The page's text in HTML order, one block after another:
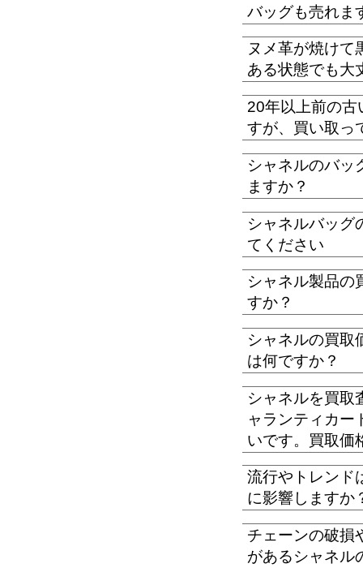
バッグも売れま
ヌメ革が焼けて
ある状態でも大
20年以上前の古
すが、買い取っ
シャネルのバッ
ますか？
シャネルバッグ
てください
シャネル製品の
すか？
シャネルの買取
は何ですか？
シャネルを買取
ャランティカー
いです。買取価
流行やトレンド
に影響しますか
チェーンの破損
があるシャネル